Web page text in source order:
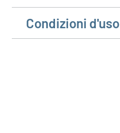
Condizioni d'uso